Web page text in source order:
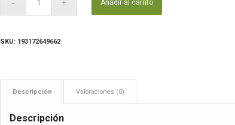
Añadir al carrito
SKU: 193172649662
Descripción Valoraciones (0)
Descripción